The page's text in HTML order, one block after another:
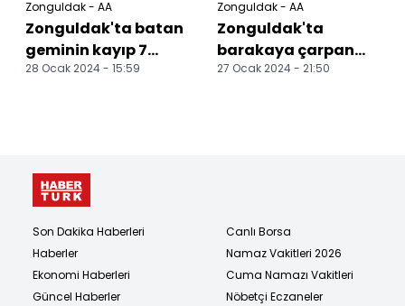
Zonguldak - AA
Zonguldak'ta batan
geminin kayıp 7
personelini arama
28 Ocak 2024 - 15:59
Zonguldak - AA
Zonguldak'ta
barakaya çarpan
otomobildeki 1 kişi
27 Ocak 2024 - 21:50
Son Dakika Haberleri
Haberler
Ekonomi Haberleri
Güncel Haberler
Canlı Borsa
Namaz Vakitleri 2026
Cuma Namazı Vakitleri
Nöbetçi Eczaneler